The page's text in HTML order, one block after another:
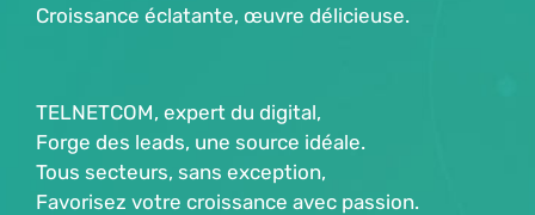
Croissance éclatante, œuvre délicieuse.
TELNETCOM, expert du digital,
Forge des leads, une source idéale.
Tous secteurs, sans exception,
Favorisez votre croissance avec passion.